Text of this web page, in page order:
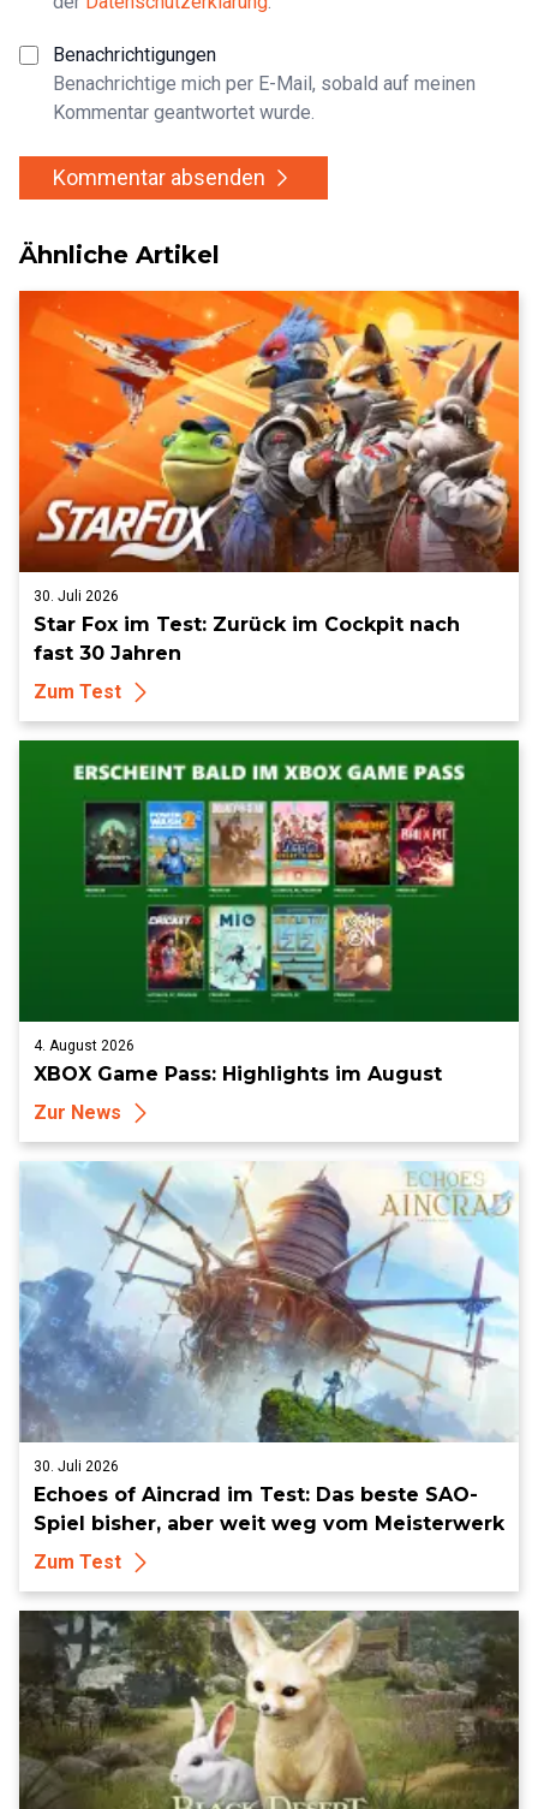
Benachrichtigungen
Benachrichtige mich per E-Mail, sobald auf meinen
Kommentar geantwortet wurde.
Kommentar absenden
Ähnliche Artikel
30. Juli 2026
Star Fox im Test: Zurück im Cockpit nach
fast 30 Jahren
Zum Test
4. August 2026
XBOX Game Pass: Highlights im August
Zur News
30. Juli 2026
Echoes of Aincrad im Test: Das beste SAO-
Spiel bisher, aber weit weg vom Meisterwerk
Zum Test